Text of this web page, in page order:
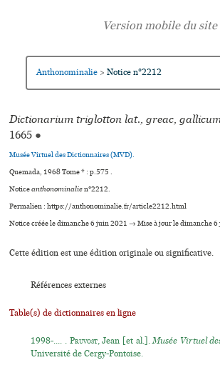
Anthonominalie > Notice n°2212
Dictionarium triglotton lat., greac,
1665 ●
Musée Virtuel des Dictionnaires (MVD).
Quemada, 1968 Tome * : p.575 .
Noticeanthonominalien°2212.
Permalien : https://anthonominalie.fr/article2212.html
Notice créée le dimanche 6 juin 2021 → Mise à jour le dimanche
Cette édition est une édition originale ou significative.
Références externes
Table(s) de dictionnaires en ligne
1998-.... . Pruvost, Jean [et al.].Musée Virtuel
Université de Cergy-Pontoise.